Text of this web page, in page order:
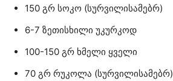
150 გრ სოკო (სურვილისამებრ)
6-7 ზეთისხილი უკურკოდ
100-150 გრ ხმელი ყველი
70 გრ რუკოლა (სურვილისამებრ)